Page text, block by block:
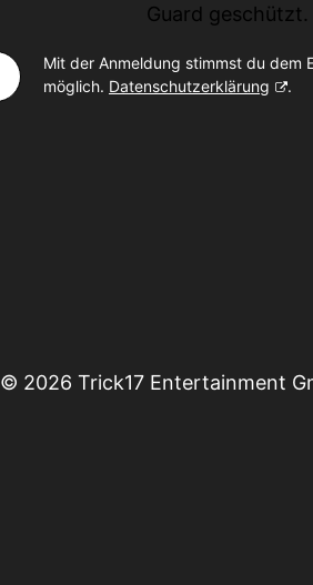
Guard geschützt.
Mit der Anmeldung stimmst du dem
möglich. Datenschutzerklärung .
© 2026 Trick17 Entertainment